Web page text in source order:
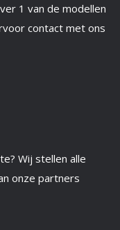
1 van de modellen
contact met ons
Wij stellen alle
onze partners